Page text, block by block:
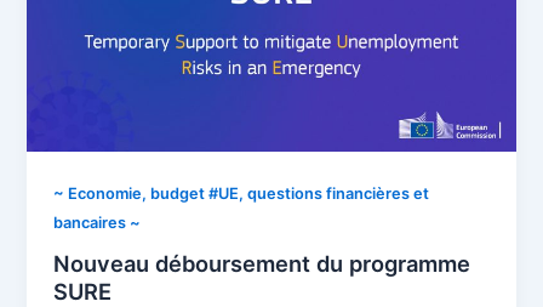
~ Economie, budget #UE, questions financières et
bancaires ~
Nouveau déboursement du programme
SURE